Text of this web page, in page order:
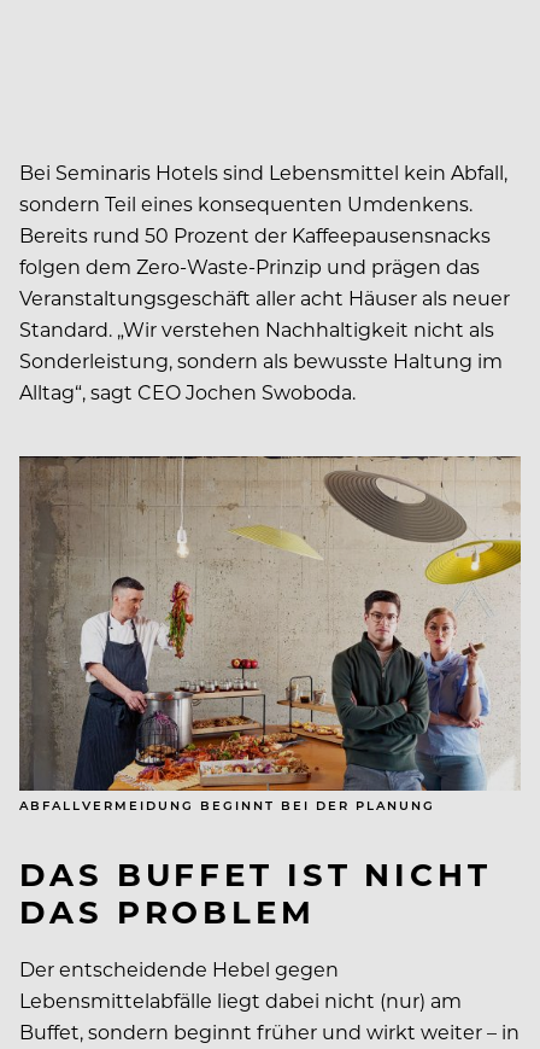
Bei Seminaris Hotels sind Lebensmittel kein Abfall,
sondern Teil eines konsequenten Umdenkens.
Bereits rund 50 Prozent der Kaffeepausensnacks
folgen dem Zero-Waste-Prinzip und prägen das
Veranstaltungsgeschäft aller acht Häuser als neuer
Standard. „Wir verstehen Nachhaltigkeit nicht als
Sonderleistung, sondern als bewusste Haltung im
Alltag“, sagt CEO Jochen Swoboda.
ABFALLVERMEIDUNG BEGINNT BEI DER PLANUNG
DAS BUFFET IST NICHT
DAS PROBLEM
Der entscheidende Hebel gegen
Lebensmittelabfälle liegt dabei nicht (nur) am
Buffet, sondern beginnt früher und wirkt weiter – in